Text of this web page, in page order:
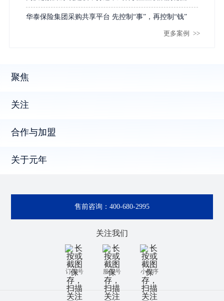
盘
华泰保险集团采购共享平台 先控制“事”，再控制“钱”
更多案例 >>
聚焦
关注
合作与加盟
关于元年
售前咨询： 400-680-2995
关注我们
订阅号 服务号 小程序